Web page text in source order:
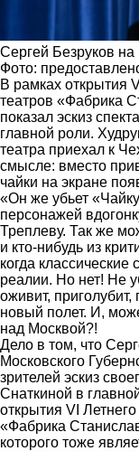
Сергей Безруков
Фото:
В рамках открытия
театров «Фабрика
показал эскиз
главной роли.
театра приехал к
смысле: вместо
чайки на экране
«Он же убьет
персонажей
Треплеву. Так же
и кто-нибудь из
когда
реалии. Но нет! Не
оживит,
новый полет. И,
над Москвой?!
Дело в том, что
Московского
зрителей эскиз
Снаткиной в
открытия VI
«Фабрика
которого тоже